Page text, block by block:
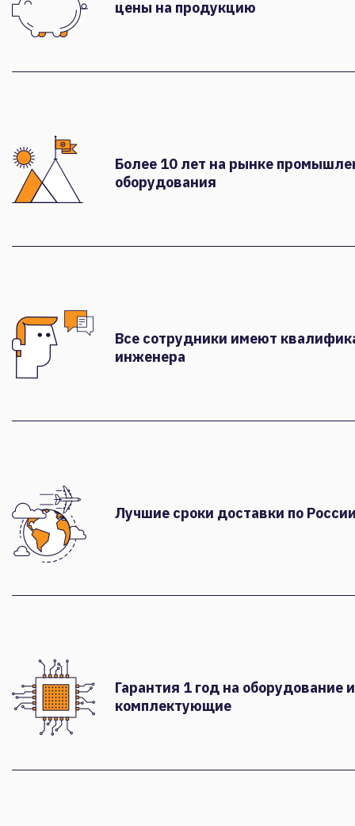
цены на продукцию
Более 10 лет на рынке
оборудования
Все сотрудники имеют
инженера
Лучшие сроки доставки по
Гарантия 1 год на оборудование и
комплектующие